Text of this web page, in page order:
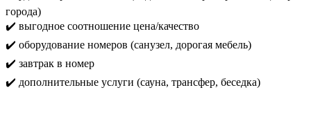
города)
✔️ выгодное соотношение цена/качество
✔️ оборудование номеров (санузел, дорогая мебель)
✔️ завтрак в номер
✔️ дополнительные услуги (сауна, трансфер, беседка)